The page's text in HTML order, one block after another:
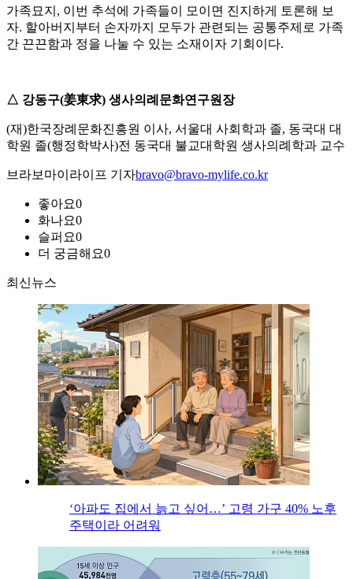
가족묘지, 이번 추석에 가족들이 모이면 진지하게 토론해 보
자. 할아버지부터 손자까지 모두가 관련되는 공통주제로 가족
간 끈끈함과 정을 나눌 수 있는 소재이자 기회이다.
△ 강동구(姜東求) 생사의례문화연구원장
(재)한국장례문화진흥원 이사, 서울대 사회학과 졸, 동국대 대
학원 졸(행정학박사)전 동국대 불교대학원 생사의례학과 교수
브라보마이라이프 기자bravo@bravo-mylife.co.kr
좋아요0
화나요0
슬퍼요0
더 궁금해요0
최신뉴스
‘아파도 집에서 늙고 싶어…’ 고령 가구 40% 노후
주택이라 어려워